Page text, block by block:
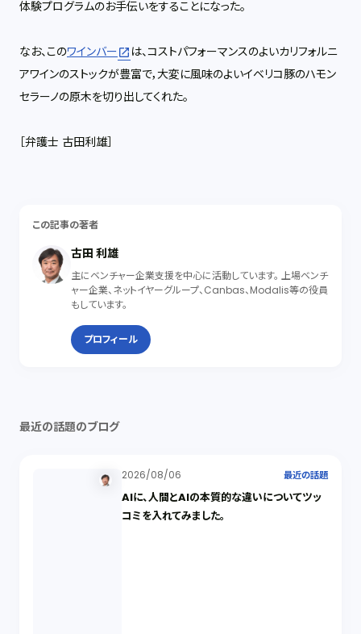
体験プログラムのお手伝いをすることになった。
なお、このワインバー
は、コストパフォーマンスのよいカリフォルニ
アワインのストックが豊富で，大変に風味のよいイベリコ豚のハモン
セラーノの原木を切り出してくれた。
［弁護士 古田利雄］
この記事の著者
古田 利雄
主にベンチャー企業支援を中心に活動しています。 上場ベンチ
ャー企業、ネットイヤーグループ、Canbas、Modalis等の役員
もしています。
プロフィール
最近の話題のブログ
2026/08/06 最近の話題
AIに、人間とAIの本質的な違いについてツッ
コミを入れてみました。